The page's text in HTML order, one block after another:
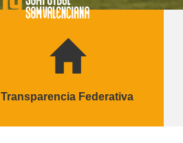
Transparencia Federativa